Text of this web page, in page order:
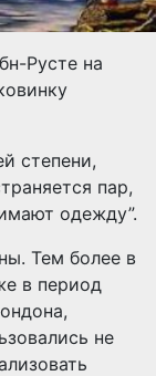
Русте на
степени,
пар,
одежду”.
Тем более в
в период
не